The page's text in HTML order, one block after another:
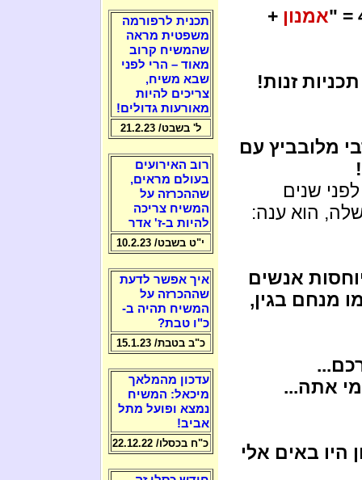
אמנון +
תכניות זנות!
מלובביץ עם
שנים
הוא ענה:
אנשים
מנחם בגין,
אתה...
היו באים אלי
תכנית לרפורמה
משפטית מראה
שהמשיח קרוב
מאוד – הרי לפני
שבא משיח,
צריכים להיות
מאורעות גדולים!
ל' בשבט/ 21.2.23
רוב האירועים
בעולם מראים,
שההכרזה על
המשיח צריכה
להיות ב-ז' אדר
י"ט בשבט/ 10.2.23
איך אפשר לדעת
שההכרזה על
המשיח תהיה ב-
כ"ו טבת?
כ"ב בטבת/ 15.1.23
עדכון מהמלאך
מיכאל: המשיח
נמצא ופועל מתל
אביב!
כ"ח בכסלו/ 22.12.22